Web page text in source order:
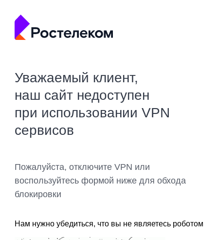
Уважаемый клиент,
наш сайт недоступен
при использовании VPN
сервисов
Пожалуйста, отключите VPN или
воспользуйтесь формой ниже для обхода
блокировки
Нам нужно убедиться, что вы не являетесь роботом